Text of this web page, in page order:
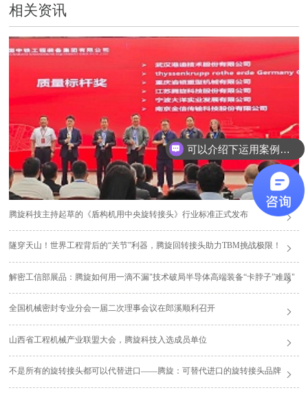
相关资讯
腾旋科技主持起草的《盾构机用中央旋转接头》行业标准正式发布
隧穿天山！世界工程背后的“关节”利器，腾旋回转接头助力TBM挑战极限！
解密工信部展品：腾旋如何用一滴不漏"技术破局半导体高端装备“卡脖子”难题"
全国机械密封专业分会一届二次理事会议在郎溪顺利召开
山西省工程机械产业联盟大会，腾旋科技入选成员单位
不是所有的旋转接头都可以代替进口——腾旋：可替代进口的旋转接头品牌